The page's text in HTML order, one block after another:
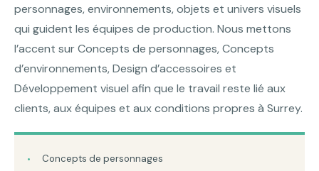
personnages, environnements, objets et univers visuels
qui guident les équipes de production. Nous mettons
l’accent sur Concepts de personnages, Concepts
d’environnements, Design d’accessoires et
Développement visuel afin que le travail reste lié aux
clients, aux équipes et aux conditions propres à Surrey.
Concepts de personnages